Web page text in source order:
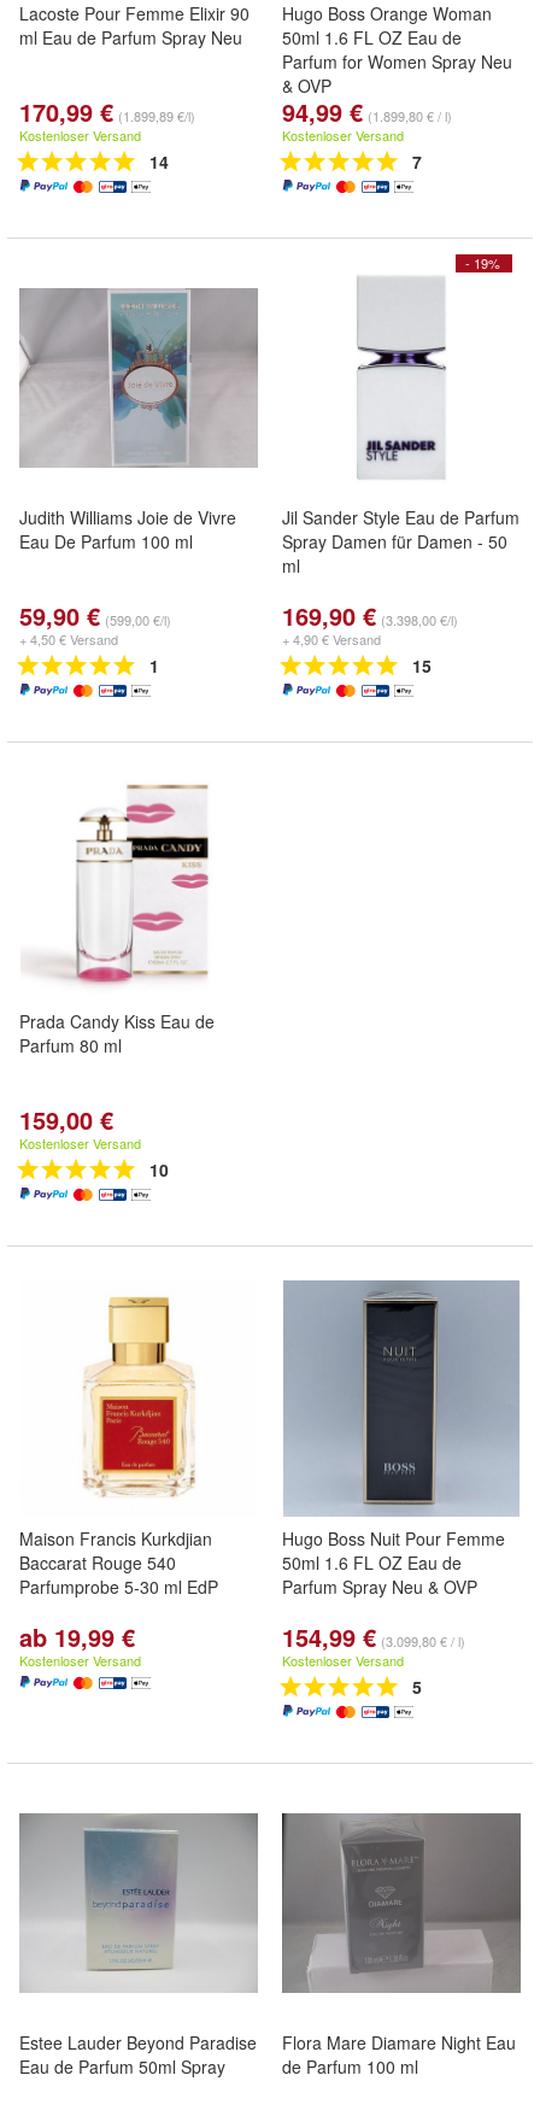
Lacoste Pour Femme Elixir 90
ml Eau de Parfum Spray Neu
170,99 € (1.899,89 €/l)
Kostenloser Versand
14
Hugo Boss Orange Woman
50ml 1.6 FL OZ Eau de
Parfum for Women Spray Neu
& OVP
94,99 € (1.899,80 € / l)
Kostenloser Versand
7
Judith Williams Joie de Vivre
Eau De Parfum 100 ml
59,90 € (599,00 €/l)
+ 4,50 € Versand
1
- 19%
Jil Sander Style Eau de Parfum
Spray Damen für Damen - 50
ml
169,90 € (3.398,00 €/l)
+ 4,90 € Versand
15
Prada Candy Kiss Eau de
Parfum 80 ml
159,00 €
Kostenloser Versand
10
Maison Francis Kurkdjian
Baccarat Rouge 540
Parfumprobe 5-30 ml EdP
ab 19,99 €
Kostenloser Versand
Hugo Boss Nuit Pour Femme
50ml 1.6 FL OZ Eau de
Parfum Spray Neu & OVP
154,99 € (3.099,80 € / l)
Kostenloser Versand
5
Estee Lauder Beyond Paradise
Eau de Parfum 50ml Spray
Flora Mare Diamare Night Eau
de Parfum 100 ml